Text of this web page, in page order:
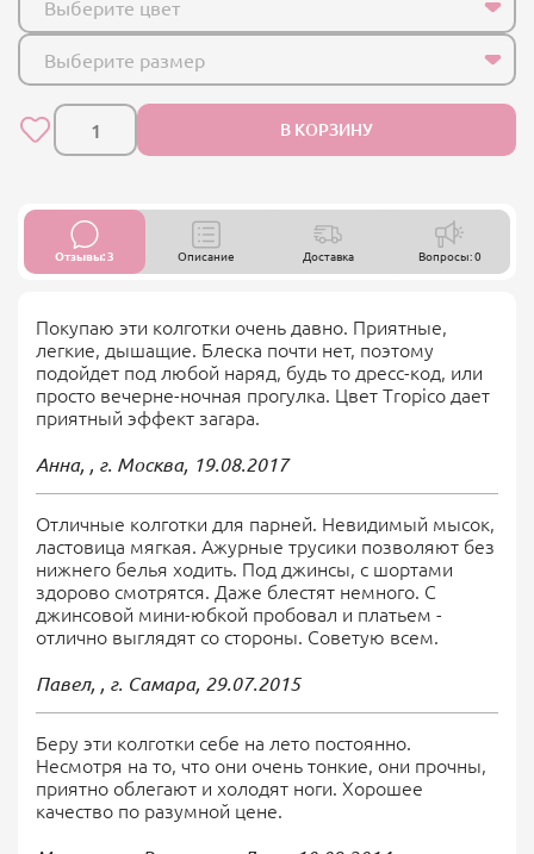
Выберите цвет
Выберите размер
В КОРЗИНУ
Отзывы: 3 Описание Доставка Вопросы: 0
Покупаю эти колготки очень давно. Приятные,
легкие, дышащие. Блеска почти нет, поэтому
подойдет под любой наряд, будь то дресс-код, или
просто вечерне-ночная прогулка. Цвет Tropico дает
приятный эффект загара.
Анна, , г. Москва, 19.08.2017
Отличные колготки для парней. Невидимый мысок,
ластовица мягкая. Ажурные трусики позволяют без
нижнего белья ходить. Под джинсы, с шортами
здорово смотрятся. Даже блестят немного. С
джинсовой мини-юбкой пробовал и платьем -
отлично выглядят со стороны. Советую всем.
Павел, , г. Самара, 29.07.2015
Беру эти колготки себе на лето постоянно.
Несмотря на то, что они очень тонкие, они прочны,
приятно облегают и холодят ноги. Хорошее
качество по разумной цене.